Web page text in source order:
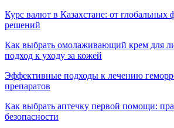
Курс валют в Казахстане: от глобальных
решений
Как выбрать омолаживающий крем для
подход к уходу за кожей
Эффективные подходы к лечению
препаратов
Как выбрать аптечку первой помощи:
безопасности